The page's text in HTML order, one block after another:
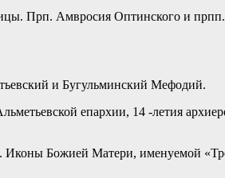
Прп. Амвросия Оптинского и
и Бугульминский Мефодий.
епархии, 14 -летия
Иконы Божией Матери, именуемой